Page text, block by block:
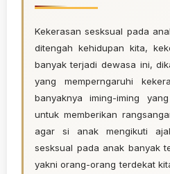
Kekerasan sesksual pada
ditengah kehidupan kita,
banyak terjadi dewasa ini,
yang memperngaruhi
banyaknya iming-iming
untuk memberikan
agar si anak mengikuti
sesksual pada anak banyak
yakni orang-orang terdekat